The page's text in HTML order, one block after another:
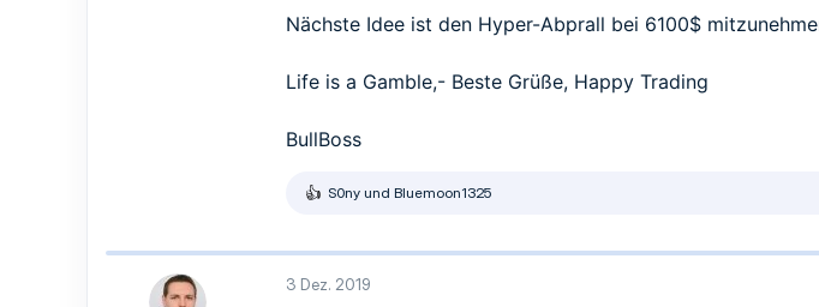
Nächste Idee ist den Hyper-Abprall bei 6100$
Life is a Gamble,- Beste Grüße, Happy Trading
BullBoss
R
k
t
i
S0ny und Bluemoon1325
3 Dez. 2019